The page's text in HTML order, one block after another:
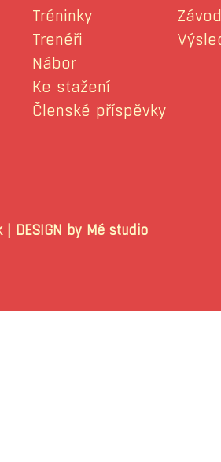
Tréninky
Trenéři
Nábor
Ke stažení
Členské příspěvky
| DESIGN by Mé